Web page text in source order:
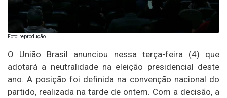
Foto: reprodução
O União Brasil anunciou nessa terça-feira (4) que
adotará a neutralidade na eleição presidencial deste
ano. A posição foi definida na convenção nacional do
partido, realizada na tarde de ontem. Com a decisão, a